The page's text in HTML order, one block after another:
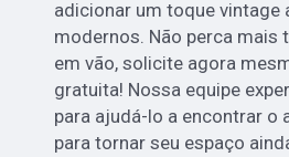
adicionar um toque vintage
modernos. Não perca mais
em vão, solicite agora
gratuita! Nossa equipe
para ajudá-lo a encontrar o
para tornar seu espaço